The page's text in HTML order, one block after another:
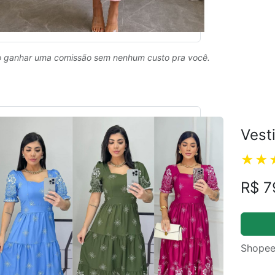
ganhar uma comissão sem nenhum custo pra você.
R$